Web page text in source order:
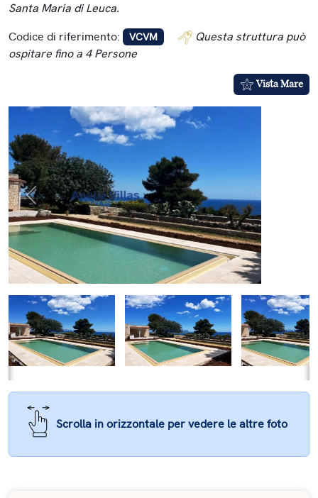
Santa Maria di Leuca.
Codice di riferimento:
VCVM
Questa struttura può
ospitare fino a 4 Persone
Vista Mare
Previous
Scrolla in orizzontale per vedere le altre foto